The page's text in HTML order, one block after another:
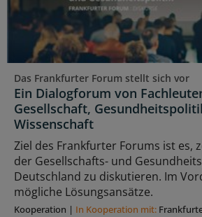
Das Frankfurter Forum stellt sich vor
Ein Dialogforum von
Gesellschaft,
Wissenschaft
Ziel des Frankfurter Forums ist es,
der Gesellschafts- und
Deutschland zu diskutieren. Im
mögliche Lösungsansätze.
Kooperation | In Kooperation mit: